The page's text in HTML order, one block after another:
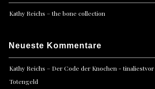
Kathy Reichs – the bone collection
Neueste Kommentare
Kathy Reichs – Der Code der Knochen - tinaliestvor
Totengeld